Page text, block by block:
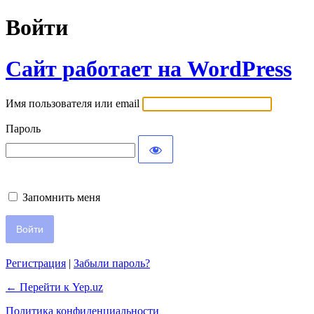
Войти
Сайт работает на WordPress
Имя пользователя или email
Пароль
Запомнить меня
Регистрация | Забыли пароль?
← Перейти к Yep.uz
Политика конфиденциальности